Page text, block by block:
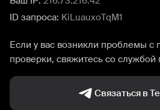
ID запроса: KiLuauxoTqM1
Если у вас возникли проблемы
проверки, свяжитесь со
Связаться в